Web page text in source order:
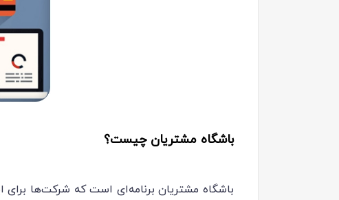
باشگاه مشتریان چیست؟
باشگاه مشتریان برنامه‌ای است که شرکت‌ها برای